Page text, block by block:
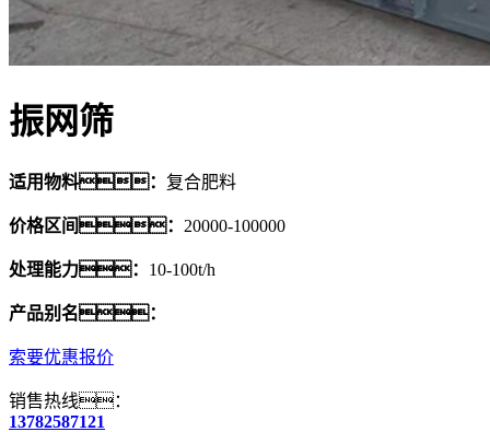
振网筛
适用物料： 复合肥料
价格区间： 20000-100000
处理能力： 10-100t/h
产品别名：
索要优惠报价
销售热线：
13782587121